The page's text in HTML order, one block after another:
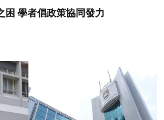
困 學者倡政策協同發力